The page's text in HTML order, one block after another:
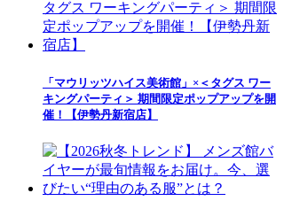
「マウリッツハイス美術館」×＜タグス ワー
キングパーティ＞ 期間限定ポップアップを開
催！【伊勢丹新宿店】